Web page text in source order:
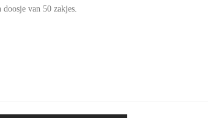
doosje van 50 zakjes.